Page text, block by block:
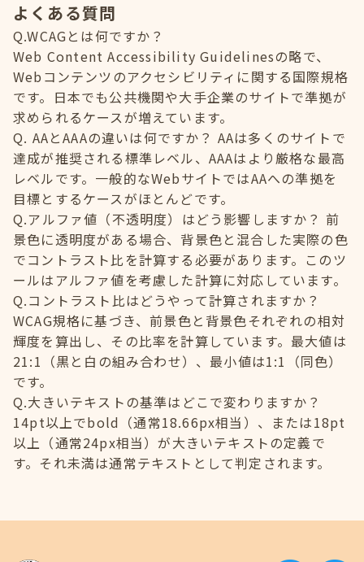
よくある質問
Q.WCAGとは何ですか？
Web Content Accessibility Guidelinesの略で、
Webコンテンツのアクセシビリティに関する国際規格
です。日本でも公共機関や大手企業のサイトで準拠が
求められるケースが増えています。
Q. AAとAAAの違いは何ですか？ AAは多くのサイトで
達成が推奨される標準レベル、AAAはより厳格な最高
レベルです。一般的なWebサイトではAAへの準拠を
目標とするケースがほとんどです。
Q.アルファ値（不透明度）はどう影響しますか？ 前
景色に透明度がある場合、背景色と混合した実際の色
でコントラスト比を計算する必要があります。このツ
ールはアルファ値を考慮した計算に対応しています。
Q.コントラスト比はどうやって計算されますか？
WCAG規格に基づき、前景色と背景色それぞれの相対
輝度を算出し、その比率を計算しています。最大値は
21:1（黒と白の組み合わせ）、最小値は1:1（同色）
です。
Q.大きいテキストの基準はどこで変わりますか？
14pt以上でbold（通常18.66px相当）、または18pt
以上（通常24px相当）が大きいテキストの定義で
す。それ未満は通常テキストとして判定されます。